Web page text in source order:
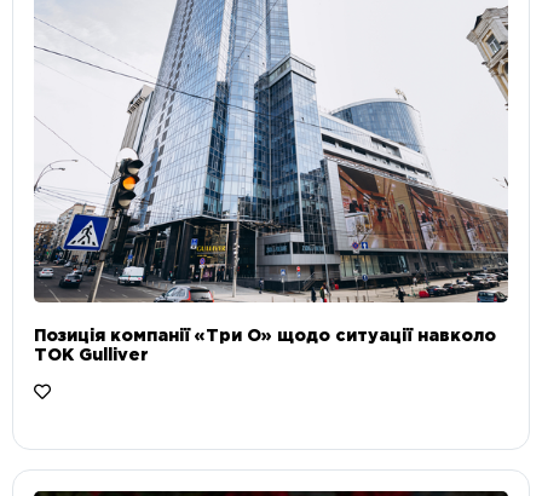
Позиція компанії «Три О» щодо ситуації навколо
ТОК Gulliver